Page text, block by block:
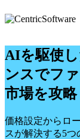
AIを駆使
ンスでフ
市場を攻略
価格設定からロ
スが解決する5つ